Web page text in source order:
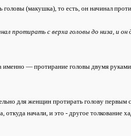
(макушка), то есть, он начинал
протирать с верха головы до низа, и
— протирание головы двумя
для женщин протирать голову первым
откуда начали, и это - другое толкование